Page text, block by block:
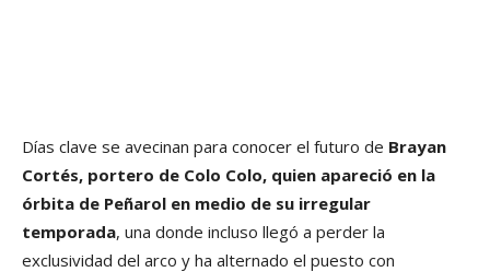
Días clave se avecinan para conocer el futuro de Brayan
Cortés, portero de Colo Colo, quien apareció en la
órbita de Peñarol en medio de su irregular
temporada, una donde incluso llegó a perder la
exclusividad del arco y ha alternado el puesto con